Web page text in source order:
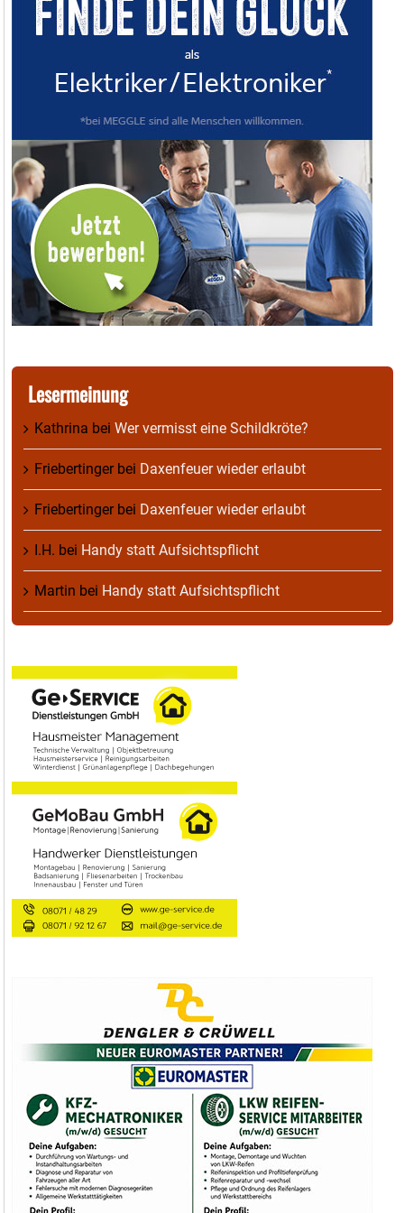
Lesermeinung
Kathrina bei Wer vermisst eine Schildkröte?
Friebertingerbei Daxenfeuer wieder erlaubt
Friebertingerbei Daxenfeuer wieder erlaubt
I.H. bei Handy statt Aufsichtspflicht
Martin bei Handy statt Aufsichtspflicht